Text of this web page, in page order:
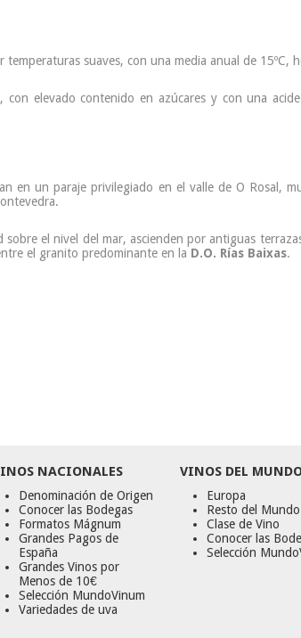
suaves, con una media anual de 15ºC,
con elevado contenido en azúcares y con una
en un paraje privilegiado en el valle de O Rosal,
el nivel del mar, ascienden por antiguas
el granito predominante en la D.O. Rías Baixas.
NACIONALES
Denominación de Origen
Conocer las Bodegas
Formatos Mágnum
Grandes Pagos de
España
Grandes Vinos por
Menos de 10€
Selección MundoVinum
Variedades de uva
VINOS DEL
Europa
Resto del Mundo
Clase de Vino
Conocer las
Selección